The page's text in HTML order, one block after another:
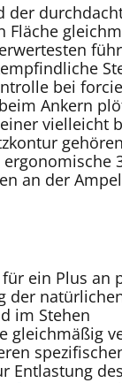
der
bei
Ankern
vielleicht
an der
ein Plus an
der
im Stehen
gleichmäßig
Entlastung